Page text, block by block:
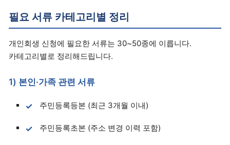
필요 서류 카테고리별 정리
개인회생 신청에 필요한 서류는 30~50종에 이릅니다.
카테고리별로 정리해드립니다.
1) 본인·가족 관련 서류
주민등록등본 (최근 3개월 이내)
주민등록초본 (주소 변경 이력 포함)